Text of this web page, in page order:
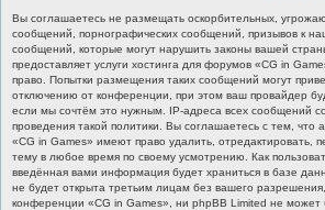
Вы соглашаетесь не размещать оскорбительных,
сообщений, порнографических сообщений, призывов к
сообщений, которые могут нарушить законы вашей
предоставляет услуги хостинга для форумов «CG in
право. Попытки размещения таких сообщений могут
отключению от конференции, при этом ваш провайдер
если мы сочтём это нужным. IP-адреса всех сообщений
проведения такой политики. Вы соглашаетесь с тем,
«CG in Games» имеют право удалить, отредактировать,
тему в любое время по своему усмотрению. Как
введённая вами информация будет храниться в базе
не будет открыта третьим лицам без вашего
конференции «CG in Games», ни phpBB Limited не может